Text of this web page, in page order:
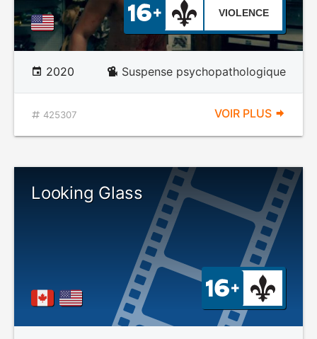
VIOLENCE
2020 Suspense psychopathologique
425307 VOIR PLUS
Looking Glass